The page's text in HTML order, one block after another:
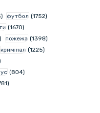
футбол (1752)
(1670)
пожежа (1398)
кримінал (1225)
(804)